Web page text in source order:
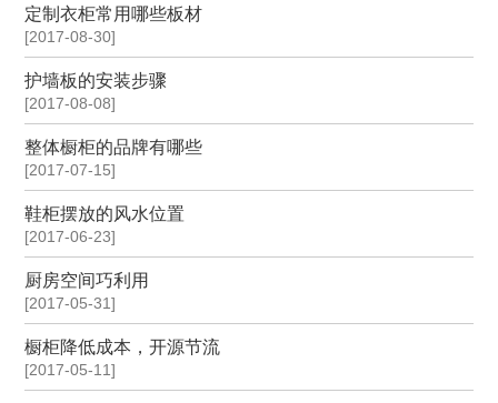
定制衣柜常用哪些板材
[2017-08-30]
护墙板的安装步骤
[2017-08-08]
整体橱柜的品牌有哪些
[2017-07-15]
鞋柜摆放的风水位置
[2017-06-23]
厨房空间巧利用
[2017-05-31]
橱柜降低成本，开源节流
[2017-05-11]